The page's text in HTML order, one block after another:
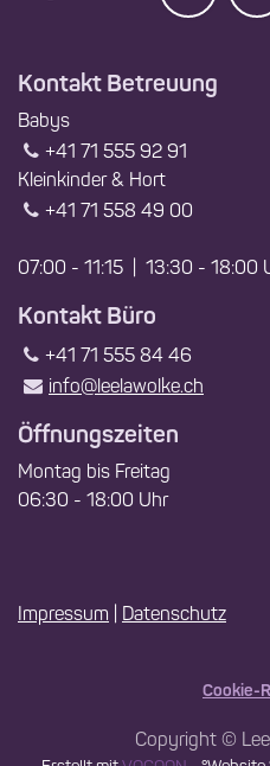
Kontakt Betreuung
Babys
+41 71 555 92 91
Kleinkinder & Hort
+41 71 558 49 00
07:00 - 11:15 | 13:30 - 18:00
Kontakt Büro
+41 71 555 84 46
info@leelawolke.ch
Öffnungszeiten
Montag bis Freitag
06:30 - 18:00 Uhr
Impressum Datenschutz
Cookie-
Copyright ©